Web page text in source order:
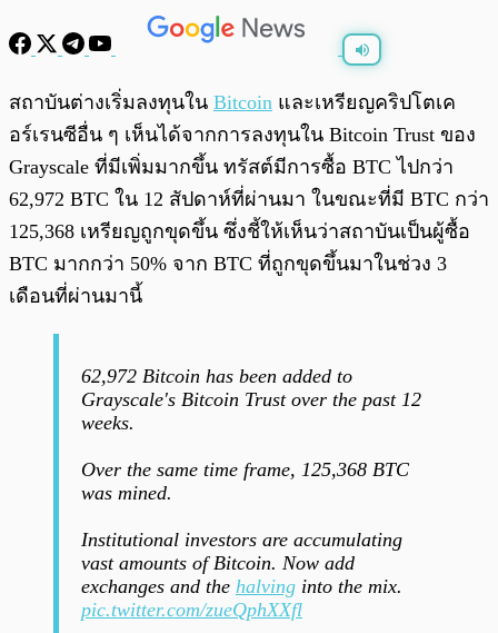
พร้อมเล่น 0:00 /0:00
สถาบันต่างเริ่มลงทุนใน Bitcoin และเหรียญคริปโตเค
อร์เรนซีอื่น ๆ เห็นได้จากการลงทุนใน Bitcoin Trust ของ
Grayscale ที่มีเพิ่มมากขึ้น ทรัสต์มีการซื้อ BTC ไปกว่า
62,972 BTC ใน 12 สัปดาห์ที่ผ่านมา ในขณะที่มี BTC กว่า
125,368 เหรียญถูกขุดขึ้น ซึ่งชี้ให้เห็นว่าสถาบันเป็นผู้ซื้อ
BTC มากกว่า 50% จาก BTC ที่ถูกขุดขึ้นมาในช่วง 3
เดือนที่ผ่านมานี้
62,972 Bitcoin has been added to
Grayscale's Bitcoin Trust over the past 12
weeks.
Over the same time frame, 125,368 BTC
was mined.
Institutional investors are accumulating
vast amounts of Bitcoin. Now add
exchanges and the halving into the mix.
pic.twitter.com/zueQphXXfl